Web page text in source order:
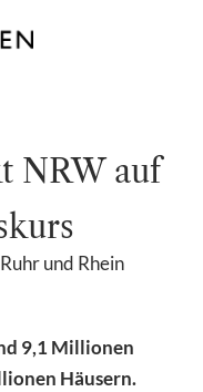
NRW auf
und Rhein
9,1 Millionen
Häusern.